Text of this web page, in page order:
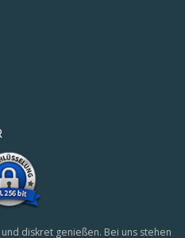
diskret genießen. Bei uns stehen